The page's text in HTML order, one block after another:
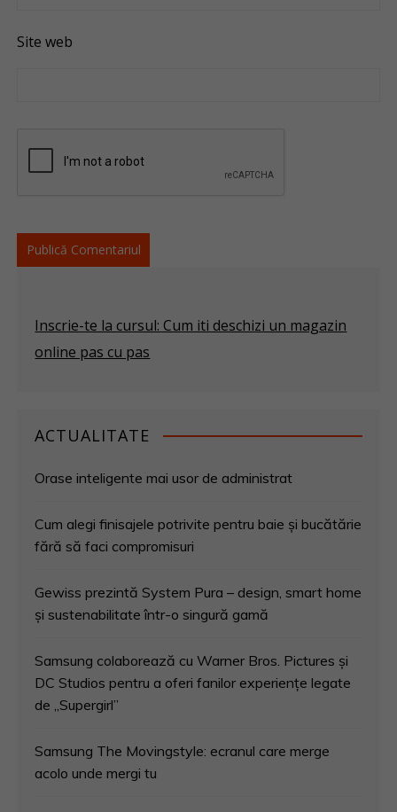
Site web
Inscrie-te la cursul: Cum iti deschizi un magazin
online pas cu pas
ACTUALITATE
Orase inteligente mai usor de administrat
Cum alegi finisajele potrivite pentru baie și bucătărie
fără să faci compromisuri
Gewiss prezintă System Pura – design, smart home
și sustenabilitate într-o singură gamă
Samsung colaborează cu Warner Bros. Pictures și
DC Studios pentru a oferi fanilor experiențe legate
de „Supergirl”
Samsung The Movingstyle: ecranul care merge
acolo unde mergi tu